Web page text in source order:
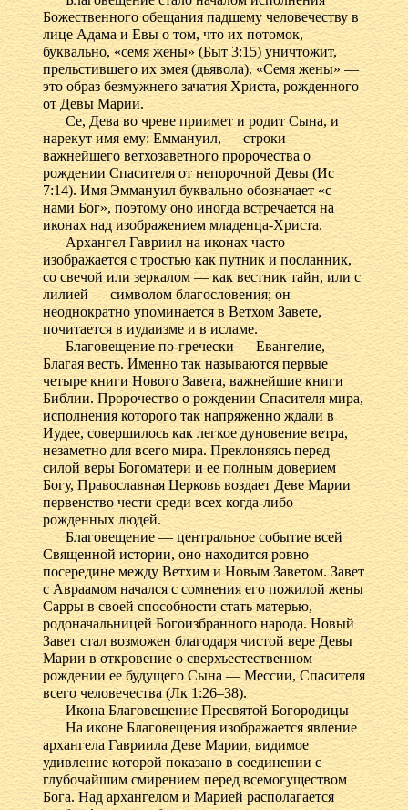
Божественного обещания падшему человечеству в
лице Адама и Евы о том, что их потомок,
буквально, «семя жены» (Быт 3:15) уничтожит,
прельстившего их змея (дьявола). «Семя жены» —
это образ безмужнего зачатия Христа, рожденного
от Девы Марии.
Се, Дева во чреве приимет и родит Сына, и
нарекут имя ему: Еммануил, — строки
важнейшего ветхозаветного пророчества о
рождении Спасителя от непорочной Девы (Ис
7:14). Имя Эммануил буквально обозначает «с
нами Бог», поэтому оно иногда встречается на
иконах над изображением младенца-Христа.
Архангел Гавриил на иконах часто
изображается с тростью как путник и посланник,
со свечой или зеркалом — как вестник тайн, или с
лилией — символом благословения; он
неоднократно упоминается в Ветхом Завете,
почитается в иудаизме и в исламе.
Благовещение по-гречески — Евангелие,
Благая весть. Именно так называются первые
четыре книги Нового Завета, важнейшие книги
Библии. Пророчество о рождении Спасителя мира,
исполнения которого так напряженно ждали в
Иудее, совершилось как легкое дуновение ветра,
незаметно для всего мира. Преклоняясь перед
силой веры Богоматери и ее полным доверием
Богу, Православная Церковь воздает Деве Марии
первенство чести среди всех когда-либо
рожденных людей.
Благовещение — центральное событие всей
Священной истории, оно находится ровно
посередине между Ветхим и Новым Заветом. Завет
с Авраамом начался с сомнения его пожилой жены
Сарры в своей способности стать матерью,
родоначальницей Богоизбранного народа. Новый
Завет стал возможен благодаря чистой вере Девы
Марии в откровение о сверхъестественном
рождении ее будущего Сына — Мессии, Спасителя
всего человечества (Лк 1:26–38).
Икона Благовещение Пресвятой Богородицы
На иконе Благовещения изображается явление
архангела Гавриила Деве Марии, видимое
удивление которой показано в соединении с
глубочайшим смирением перед всемогуществом
Бога. Над архангелом и Марией располагается